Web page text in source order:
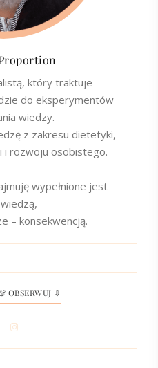
który traktuje
do eksperymentów
wiedzy.
z zakresu dietetyki,
i rozwoju osobistego.
wypełnione jest
– konsekwencją.
OBSERWUJ ⇩